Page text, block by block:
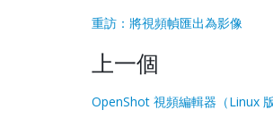
重訪：將視頻幀匯出為影像
上一個
OpenShot 視頻編輯器（Linux